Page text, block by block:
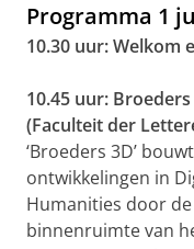
Programma 1
10.30 uur: Welkom
10.45 uur:
(Faculteit der
‘Broeders 3D’
ontwikkelingen in
Humanities door
binnenruimte van